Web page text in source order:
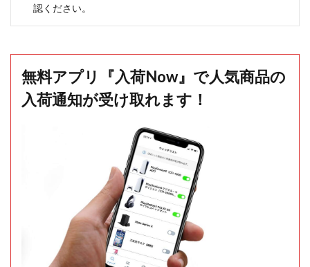
認ください。
無料アプリ『入荷Now』で人気商品の
入荷通知が受け取れます！